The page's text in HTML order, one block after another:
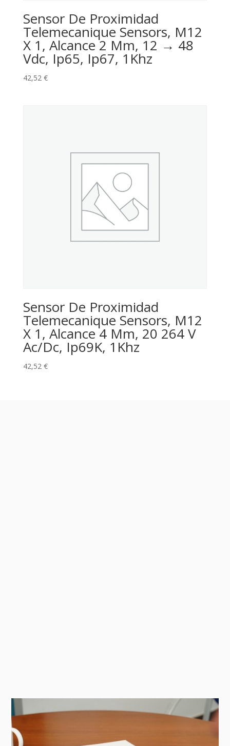
Sensor De Proximidad
Telemecanique Sensors, M12
X 1, Alcance 2 Mm, 12 → 48
Vdc, Ip65, Ip67, 1Khz
42,52 €
Sensor De Proximidad
Telemecanique Sensors, M12
X 1, Alcance 4 Mm, 20 264 V
Ac/Dc, Ip69K, 1Khz
42,52 €